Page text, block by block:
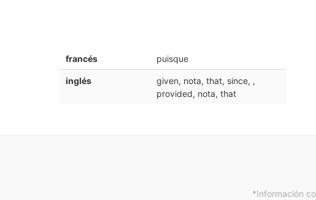
francés puisque
inglés
given, nota, that, since, ,
provided, nota, that
*Información